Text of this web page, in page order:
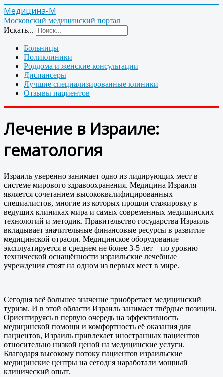
Медицина-М
Московский медицинский портал
Искать...
Больницы
Поликлиники
Роддома и женские консультации
Диспансеры
Лучшие специализированные клиники
Отзывы пациентов
Лечение в Израиле:
гематология
Израиль уверенно занимает одно из лидирующих мест в
системе мирового здравоохранения. Медицина Израиля
является сочетанием высококвалифицированных
специалистов, многие из которых прошли стажировку в
ведущих клиниках мира и самых современных медицинских
технологий и методик. Правительство государства Израиль
вкладывает значительные финансовые ресурсы в развитие
медицинской отрасли. Медицинское оборудование
эксплуатируется в среднем не более 3-5 лет – по уровню
технической оснащённости израильские лечебные
учреждения стоят на одном из первых мест в мире.
Сегодня всё большее значение приобретает медицинский
туризм. И в этой области Израиль занимает твёрдые позиции.
Ориентируясь в первую очередь на эффективность
медицинской помощи и комфортность её оказания для
пациентов, Израиль привлекает иностранных пациентов
относительно низкой ценой на медицинские услуги.
Благодаря высокому потоку пациентов израильские
медицинские центры на сегодня наработали мощный
клинический опыт.